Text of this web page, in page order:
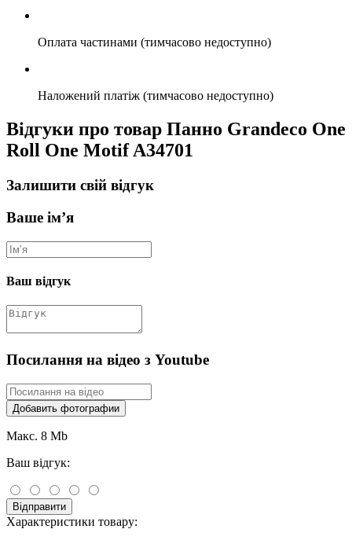
Оплата частинами (тимчасово недоступно)
Наложений платіж (тимчасово недоступно)
Відгуки про товар Панно Grandeco One
Roll One Motif A34701
Залишити свій відгук
Ваше ім’я
Ваш відгук
Посилання на відео з Youtube
Добавить фотографии
Макс. 8 Mb
Ваш відгук:
Відправити
Характеристики товару: